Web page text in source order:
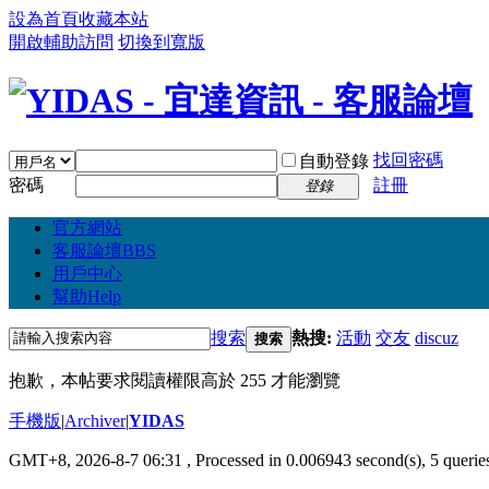
設為首頁收藏本站
開啟輔助訪問 切換到寬版
自動登錄 找回密碼
密碼
登錄 註冊
官方網站
客服論壇BBS
用戶中心
幫助Help
搜索 搜索 熱搜: 活動 交友 discuz
抱歉，本帖要求閱讀權限高於 255 才能瀏覽
手機版|Archiver|YIDAS
GMT+8, 2026-8-7 06:31 , Processed in 0.006943 second(s), 5